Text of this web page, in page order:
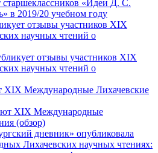
старшеклассников «Идеи Д. С.
в 2019/20 учебном году
отзывы участников XIX
научных чтений о
XIX Международные
(обзор)